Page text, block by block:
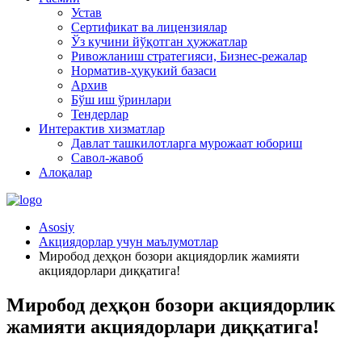
Устав
Сертификат ва лицензиялар
Ўз кучини йўқотган ҳужжатлар
Ривожланиш стратегияси, Бизнес-режалар
Норматив-ҳуқукий базаси
Архив
Бўш иш ўринлари
Тендерлар
Интерактив хизматлар
Давлат ташкилотларга мурожаат юбориш
Савол-жавоб
Алоқалар
Asosiy
Акциядорлар учун маълумотлар
Миробод деҳқон бозори акциядорлик жамияти
акциядорлари диққатига!
Миробод деҳқон бозори акциядорлик
жамияти акциядорлари диққатига!